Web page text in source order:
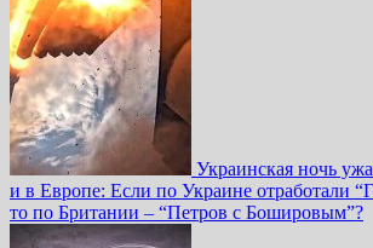
Украинская ночь
и в Европе: Если по Украине отработали
то по Британии – “Петров с Бошировым”?